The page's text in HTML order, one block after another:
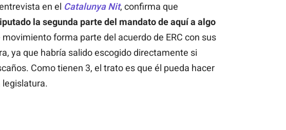
en el Catalunya Nit, confirma que
la segunda parte del mandato de aquí a algo
movimiento forma parte del acuerdo de ERC con sus
ya que habría salido escogido directamente si
Como tienen 3, el trato es que él pueda hacer
legislatura.